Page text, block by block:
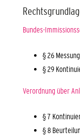
Bundes-
§ 26
§ 29
Verordnung über
§ 7
§ 8